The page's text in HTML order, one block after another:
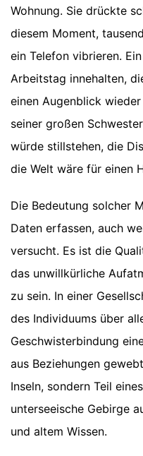
Wohnung. Sie drückte
diesem Moment,
ein Telefon vibrieren.
Arbeitstag innehalten,
einen Augenblick
seiner großen
würde stillstehen, die
die Welt wäre für einen
Die Bedeutung solcher
Daten erfassen, auch
versucht. Es ist die
das unwillkürliche
zu sein. In einer
des Individuums über
Geschwisterbindung
aus Beziehungen
Inseln, sondern Teil
unterseeische Gebirge
und altem Wissen.